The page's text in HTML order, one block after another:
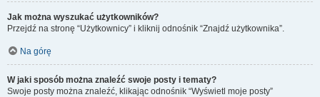
Jak można wyszukać użytkowników?
Przejdź na stronę “Użytkownicy” i kliknij odnośnik “Znajdź użytkownika”.
Na górę
W jaki sposób można znaleźć swoje posty i tematy?
Swoje posty można znaleźć, klikając odnośnik “Wyświetl moje posty”